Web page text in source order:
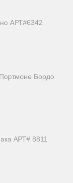
АРТ#6342
Бордо
АРТ# 8811